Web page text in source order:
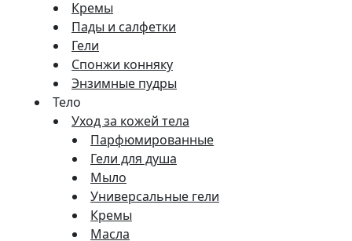
Кремы
Пады и салфетки
Гели
Спонжи конняку
Энзимные пудры
Тело
Уход за кожей тела
Парфюмированные
Гели для душа
Мыло
Универсальные гели
Кремы
Масла